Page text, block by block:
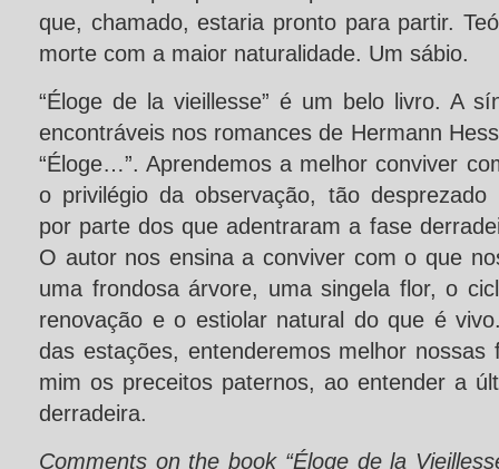
que, chamado, estaria pronto para partir.
morte com a maior naturalidade. Um sábio.
“Éloge de la vieillesse” é um belo livro. A
encontráveis nos romances de Hermann
“Éloge…”. Aprendemos a melhor conviver
o privilégio da observação, tão desprezado
por parte dos que adentraram a fase
O autor nos ensina a conviver com o que
uma frondosa árvore, uma singela flor, o
renovação e o estiolar natural do que é
das estações, entenderemos melhor nossas
mim os preceitos paternos, ao entender a
derradeira.
Comments on the book “Éloge de la